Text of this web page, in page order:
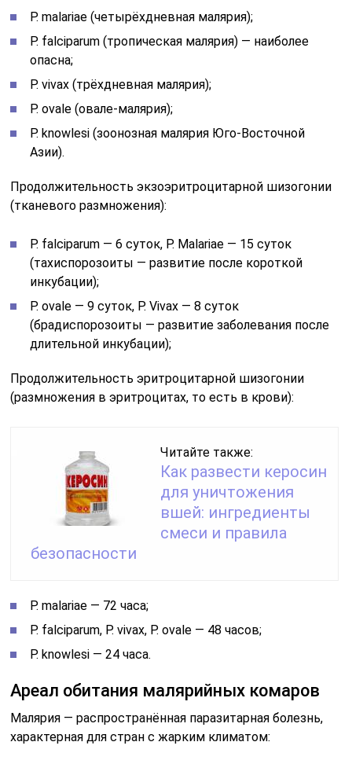
P. malariae (четырёхдневная малярия);
P. falciparum (тропическая малярия) — наиболее
опасна;
P. vivax (трёхдневная малярия);
P. ovale (овале-малярия);
P. knowlesi (зоонозная малярия Юго-Восточной
Азии).
Продолжительность экзоэритроцитарной шизогонии
(тканевого размножения):
P. falciparum — 6 суток, P. Malariae — 15 суток
(тахиспорозоиты — развитие после короткой
инкубации);
P. ovale — 9 суток, P. Vivax — 8 суток
(брадиспорозоиты — развитие заболевания после
длительной инкубации);
Продолжительность эритроцитарной шизогонии
(размножения в эритроцитах, то есть в крови):
Читайте также:
Как развести керосин
для уничтожения
вшей: ингредиенты
смеси и правила
безопасности
P. malariae — 72 часа;
P. falciparum, P. vivax, P. ovale — 48 часов;
P. knowlesi — 24 часа.
Ареал обитания малярийных комаров
Малярия — распространённая паразитарная болезнь,
характерная для стран с жарким климатом: